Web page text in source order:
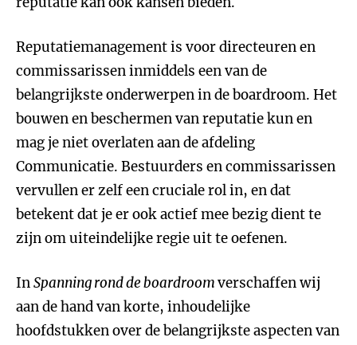
Reputatiemanagement is voor directeuren en
commissarissen inmiddels een van de
belangrijkste onderwerpen in de boardroom. Het
bouwen en beschermen van reputatie kun en
mag je niet overlaten aan de afdeling
Communicatie. Bestuurders en commissarissen
vervullen er zelf een cruciale rol in, en dat
betekent dat je er ook actief mee bezig dient te
zijn om uiteindelijke regie uit te oefenen.
InSpanning rond de boardroomverschaffen wij
aan de hand van korte, inhoudelijke
hoofdstukken over de belangrijkste aspecten van